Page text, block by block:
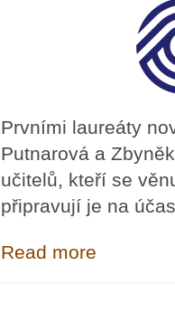
Prvními laureáty
Putnarová a
učitelů, kteří se
připravují je na
Read more